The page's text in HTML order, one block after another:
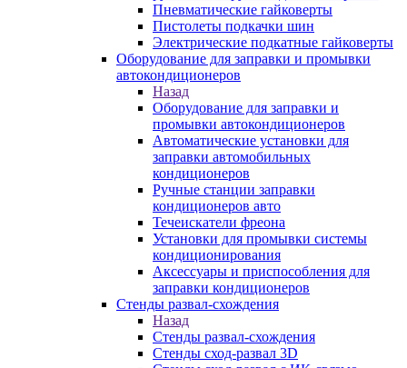
Пневматические гайковерты
Пистолеты подкачки шин
Электрические подкатные гайковерты
Оборудование для заправки и промывки
автокондиционеров
Назад
Оборудование для заправки и
промывки автокондиционеров
Автоматические установки для
заправки автомобильных
кондиционеров
Ручные станции заправки
кондиционеров авто
Течеискатели фреона
Установки для промывки системы
кондиционирования
Аксессуары и приспособления для
заправки кондиционеров
Стенды развал-схождения
Назад
Стенды развал-схождения
Стенды сход-развал 3D